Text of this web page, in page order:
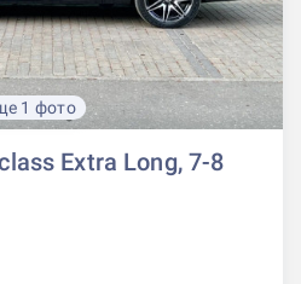
1 фото
Extra Long, 7-8